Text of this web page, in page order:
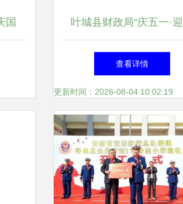
国 叶城县财政局“庆五一·
四”文体活动方案
查看详情
更新时间：2026-08-04 10:02:19